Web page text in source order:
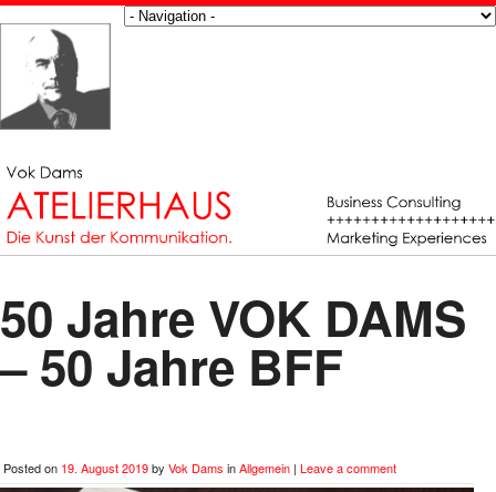
50 Jahre VOK DAMS
– 50 Jahre BFF
Posted on 19. August 2019by Vok Dams inAllgemein | Leave a comment